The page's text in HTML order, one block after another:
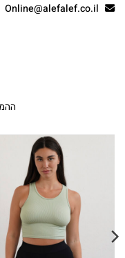
Online@alefalef.co.il